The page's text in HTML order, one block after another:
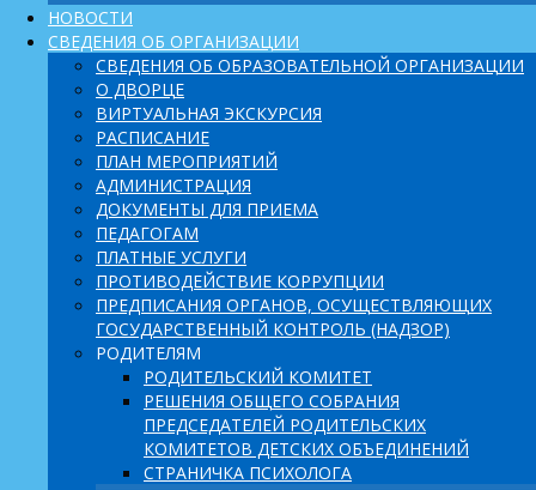
НОВОСТИ
СВЕДЕНИЯ ОБ ОРГАНИЗАЦИИ
СВЕДЕНИЯ ОБ ОБРАЗОВАТЕЛЬНОЙ ОРГАНИЗАЦИИ
О ДВОРЦЕ
ВИРТУАЛЬНАЯ ЭКСКУРСИЯ
РАСПИСАНИЕ
ПЛАН МЕРОПРИЯТИЙ
АДМИНИСТРАЦИЯ
ДОКУМЕНТЫ ДЛЯ ПРИЕМА
ПЕДАГОГАМ
ПЛАТНЫЕ УСЛУГИ
ПРОТИВОДЕЙСТВИЕ КОРРУПЦИИ
ПРЕДПИСАНИЯ ОРГАНОВ, ОСУЩЕСТВЛЯЮЩИХ
ГОСУДАРСТВЕННЫЙ КОНТРОЛЬ (НАДЗОР)
РОДИТЕЛЯМ
РОДИТЕЛЬСКИЙ КОМИТЕТ
РЕШЕНИЯ ОБЩЕГО СОБРАНИЯ
ПРЕДСЕДАТЕЛЕЙ РОДИТЕЛЬСКИХ
КОМИТЕТОВ ДЕТСКИХ ОБЪЕДИНЕНИЙ
СТРАНИЧКА ПСИХОЛОГА